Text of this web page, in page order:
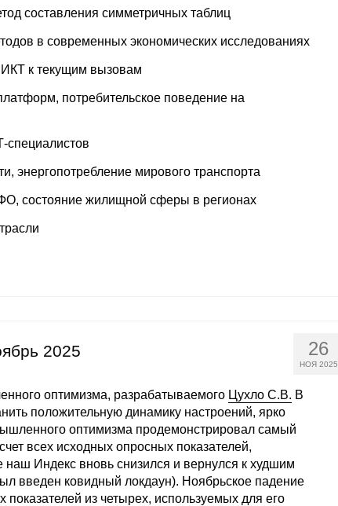
составления симметричных таблиц
в современных экономических исследованиях
ИКТ к текущим вызовам
потребительское поведение на
специалистов
энергопотребление мирового транспорта
состояние жилищной сферы в регионах
26
НОЯ 2025
2025
оптимизма, разрабатываемого Цухло С.В. В
положительную динамику настроений, ярко
оптимизма продемонстрировал самый
всех исходных опросных показателей,
Индекс вновь снизился и вернулся к худшим
введен ковидный локдаун). Ноябрьское падение
из четырех, используемых для его